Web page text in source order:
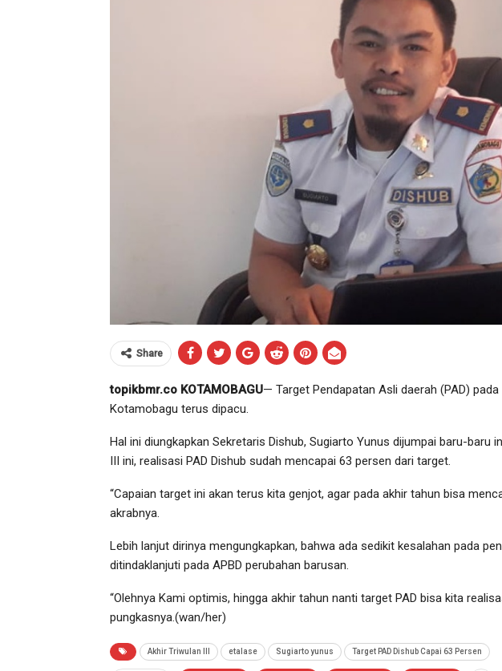
Share
topikbmr.co KOTAMOBAGU— Target Pendapatan Asli daerah (PAD)
Kotamobagu terus dipacu.
Hal ini diungkapkan Sekretaris Dishub, Sugiarto Yunus dijumpai baru-baru
III ini, realisasi PAD Dishub sudah mencapai 63 persen dari target.
“Capaian target ini akan terus kita genjot, agar pada akhir tahun bisa
akrabnya.
Lebih lanjut dirinya mengungkapkan, bahwa ada sedikit kesalahan pada
ditindaklanjuti pada APBD perubahan barusan.
“Olehnya Kami optimis, hingga akhir tahun nanti target PAD bisa kita
pungkasnya.(wan/her)
Akhir Triwulan III etalase Sugiarto yunus Target PAD Dishub Capai 63 Persen